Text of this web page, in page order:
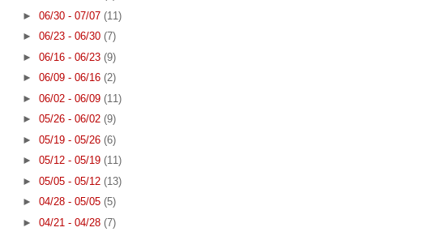
► 06/30 - 07/07 (11)
► 06/23 - 06/30 (7)
► 06/16 - 06/23 (9)
► 06/09 - 06/16 (2)
► 06/02 - 06/09 (11)
► 05/26 - 06/02 (9)
► 05/19 - 05/26 (6)
► 05/12 - 05/19 (11)
► 05/05 - 05/12 (13)
► 04/28 - 05/05 (5)
► 04/21 - 04/28 (7)